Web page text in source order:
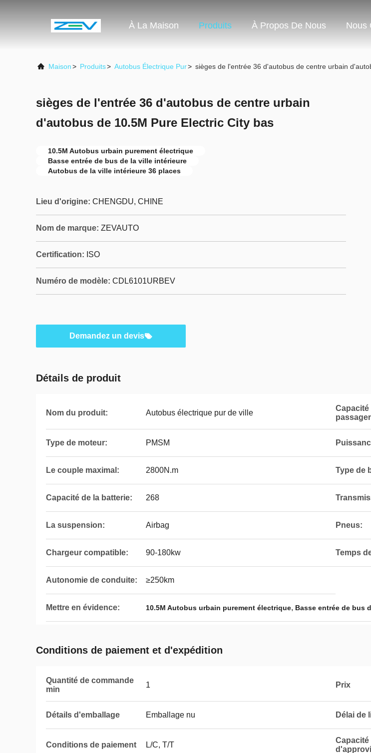
À La Maison Produits À Propos De Nous Nous
Maison> Produits> Autobus Électrique Pur> sièges de l'entrée 36 d'autobus de centre urbain
sièges de l'entrée 36 d'autobus de centre urbain
d'autobus de 10.5M Pure Electric City bas
10.5M Autobus urbain purement électrique
Basse entrée de bus de la ville intérieure
Autobus de la ville intérieure 36 places
Lieu d'origine: CHENGDU, CHINE
Nom de marque: ZEVAUTO
Certification: ISO
Numéro de modèle: CDL6101URBEV
Demandez un devis
Détails de produit
Nom du produit: Autobus électrique pur de ville
Type de moteur: PMSM
Le couple maximal: 2800N.m Type de
Capacité de la batterie: 268
La suspension: Airbag Pneus:
Chargeur compatible: 90-180kw Temps
Autonomie de conduite: ≥250km
Mettre en évidence: 10.5M Autobus urbain purement électrique, Basse entrée de bus
Conditions de paiement et d'expédition
Quantité de commande
min
1 Prix
Détails d'emballage Emballage nu Délai de
Conditions de paiement L/C, T/T
Capacité